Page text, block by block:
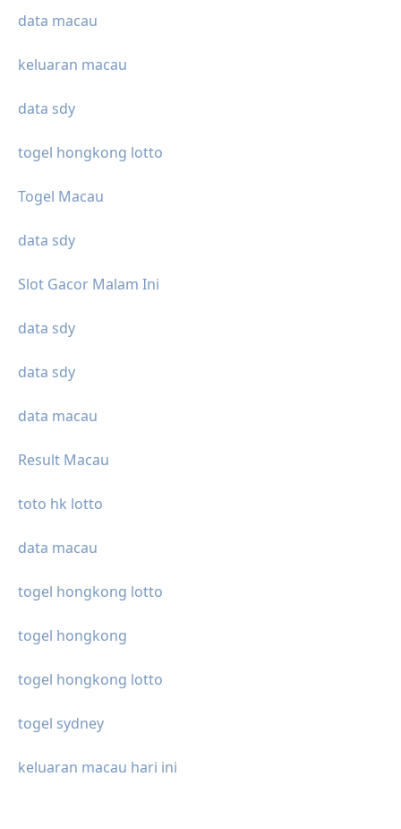
data macau
keluaran macau
data sdy
togel hongkong lotto
Togel Macau
data sdy
Slot Gacor Malam Ini
data sdy
data sdy
data macau
Result Macau
toto hk lotto
data macau
togel hongkong lotto
togel hongkong
togel hongkong lotto
togel sydney
keluaran macau hari ini